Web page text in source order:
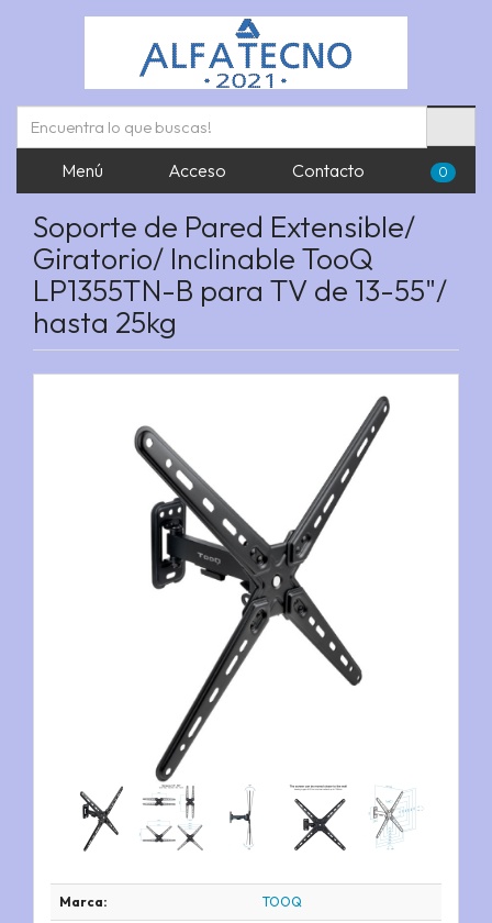
Menú Acceso Contacto 0
Soporte de Pared Extensible/
Giratorio/ Inclinable TooQ
LP1355TN-B para TV de 13-55"/
hasta 25kg
Marca: TOOQ